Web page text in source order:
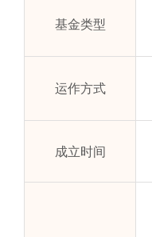
基金类型
运作方式
成立时间